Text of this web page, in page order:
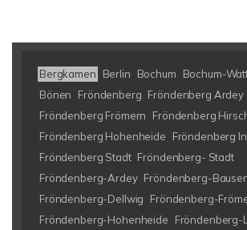
Bergkamen Berlin Bochum
Bochum-
Bönen
Fröndenberg Fröndenberg Ardey
Fröndenberg Frömern
Fröndenberg
Fröndenberg Hohenheide
Fröndenberg
Fröndenberg Stadt Fröndenberg- Stadt
Fröndenberg-Ardey Fröndenberg-
Fröndenberg-Dellwig
Fröndenberg-
Fröndenberg-Hohenheide
Fröndenberg-